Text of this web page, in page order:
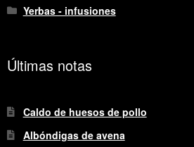
Yerbas - infusiones
Últimas notas
Caldo de huesos de pollo
Albóndigas de avena